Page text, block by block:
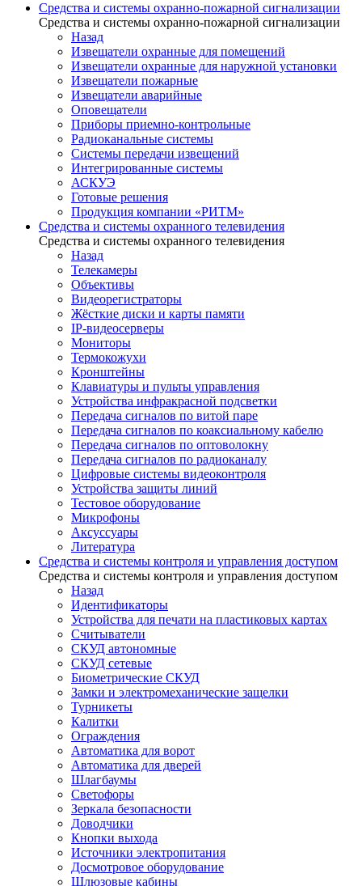
Средства и системы охранно-пожарной сигнализации
Средства и системы охранно-пожарной сигнализации
Назад
Извещатели охранные для помещений
Извещатели охранные для наружной установки
Извещатели пожарные
Извещатели аварийные
Оповещатели
Приборы приемно-контрольные
Радиоканальные системы
Системы передачи извещений
Интегрированные системы
АСКУЭ
Готовые решения
Продукция компании «РИТМ»
Средства и системы охранного телевидения
Средства и системы охранного телевидения
Назад
Телекамеры
Объективы
Видеорегистраторы
Жёсткие диски и карты памяти
IP-видеосерверы
Мониторы
Термокожухи
Кронштейны
Клавиатуры и пульты управления
Устройства инфракрасной подсветки
Передача сигналов по витой паре
Передача сигналов по коаксиальному кабелю
Передача сигналов по оптоволокну
Передача сигналов по радиоканалу
Цифровые системы видеоконтроля
Устройства защиты линий
Тестовое оборудование
Микрофоны
Аксуссуары
Литература
Средства и системы контроля и управления доступом
Средства и системы контроля и управления доступом
Назад
Идентификаторы
Устройства для печати на пластиковых картах
Считыватели
СКУД автономные
СКУД сетевые
Биометрические СКУД
Замки и электромеханические защелки
Турникеты
Калитки
Ограждения
Автоматика для ворот
Автоматика для дверей
Шлагбаумы
Светофоры
Зеркала безопасности
Доводчики
Кнопки выхода
Источники электропитания
Досмотровое оборудование
Шлюзовые кабины